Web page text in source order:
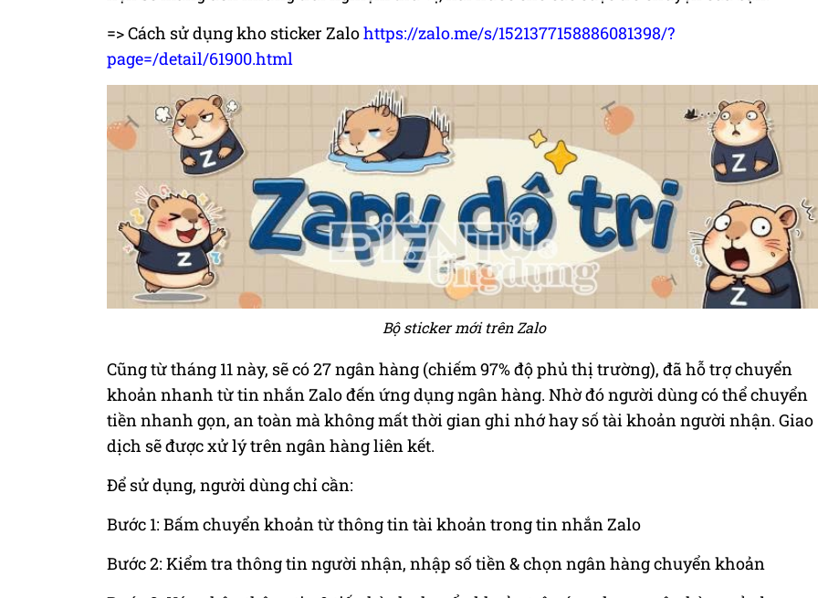
=> Cách sử dụng kho sticker Zalohttps://zalo.me/s/1521377158886081398/?
page=/detail/61900.html
Bộ sticker mới trên Zalo
Cũng từ tháng 11 này, sẽ có 27 ngân hàng (chiếm 97% độ phủ thị trường), đã hỗ trợ chuyển
khoản nhanh từ tin nhắn Zalo đến ứng dụng ngân hàng. Nhờ đó người dùng có thể chuyển
tiền nhanh gọn, an toàn mà không mất thời gian ghi nhớ hay số tài khoản người nhận. Giao
dịch sẽ được xử lý trên ngân hàng liên kết.
Để sử dụng, người dùng chỉ cần:
Bước 1: Bấm chuyển khoản từ thông tin tài khoản trong tin nhắn Zalo
Bước 2: Kiểm tra thông tin người nhận, nhập số tiền & chọn ngân hàng chuyển khoản